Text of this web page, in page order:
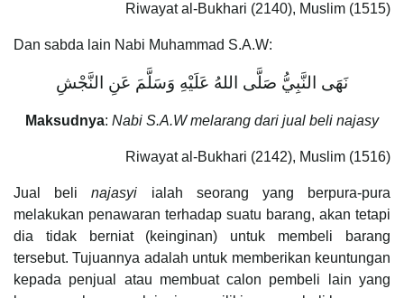
Riwayat al-Bukhari (2140), Muslim (1515)
Dan sabda lain Nabi Muhammad S.A.W:
نَهَى النَّبِيُّ صَلَّى اللهُ عَلَيْهِ وَسَلَّمَ عَنِ النَّجْشِ
Maksudnya: Nabi S.A.W melarang dari jual beli najasy
Riwayat al-Bukhari (2142), Muslim (1516)
Jual belinajasyi ialah seorang yang berpura-pura
melakukan penawaran terhadap suatu barang, akan tetapi
dia tidak berniat (keinginan) untuk membeli barang
tersebut. Tujuannya adalah untuk memberikan keuntungan
kepada penjual atau membuat calon pembeli lain yang